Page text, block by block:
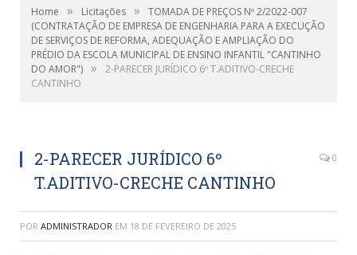
Home » Licitações »
TOMADA DE PREÇOS Nº 2/2022-007
(CONTRATAÇÃO DE EMPRESA DE ENGENHARIA PARA A EXECUÇÃO
DE SERVIÇOS DE REFORMA, ADEQUAÇÃO E AMPLIAÇÃO DO
PRÉDIO DA ESCOLA MUNICIPAL DE ENSINO INFANTIL "CANTINHO
DO AMOR") »
2-PARECER JURÍDICO 6º T.ADITIVO-CRECHE
CANTINHO
2-PARECER JURÍDICO 6º
T.ADITIVO-CRECHE CANTINHO
0
POR ADMINISTRADOR EM 18 DE FEVEREIRO DE 2025